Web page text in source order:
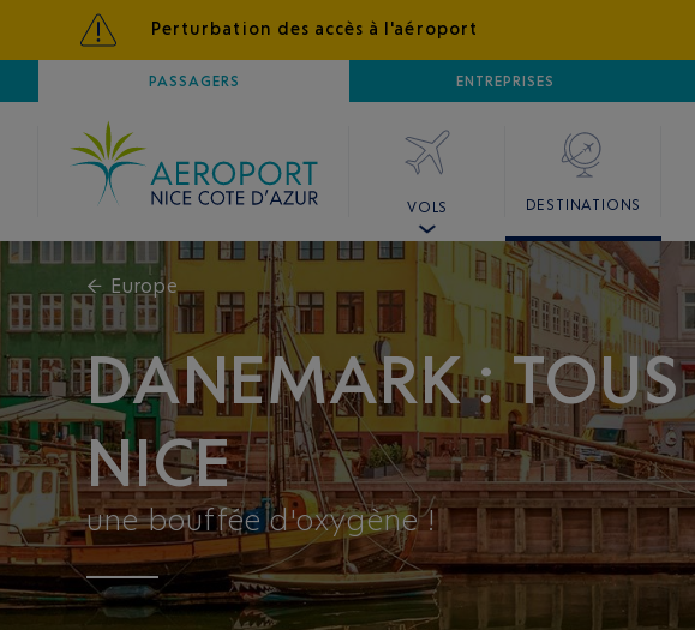
Perturbation des accès à l'aéroport
PASSAGERS ENTREPRISES
AÉROPORTNICE CÔTE D'AZUR AÉROPORT CANNES
VOLS DESTINATIONS
← Europe
DANEMARK : TOUS
NICE
une bouffée d'oxygène !